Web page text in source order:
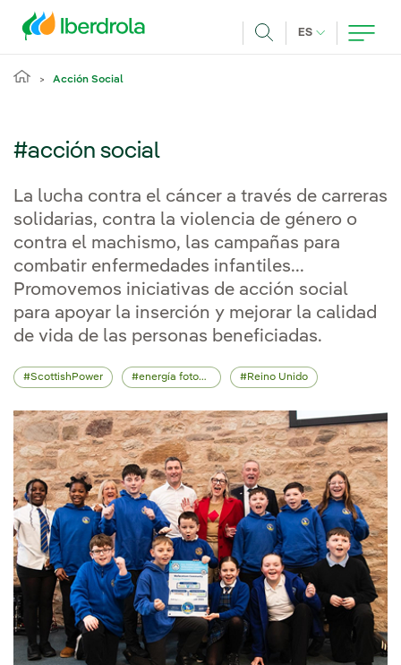
ES IDIOMA
Acción Social
#acción social
La lucha contra el cáncer a través de carreras
solidarias, contra la violencia de género o
contra el machismo, las campañas para
combatir enfermedades infantiles...
Promovemos iniciativas de acción social
para apoyar la inserción y mejorar la calidad
de vida de las personas beneficiadas.
ScottishPower energía fotovoltaica Reino Unido